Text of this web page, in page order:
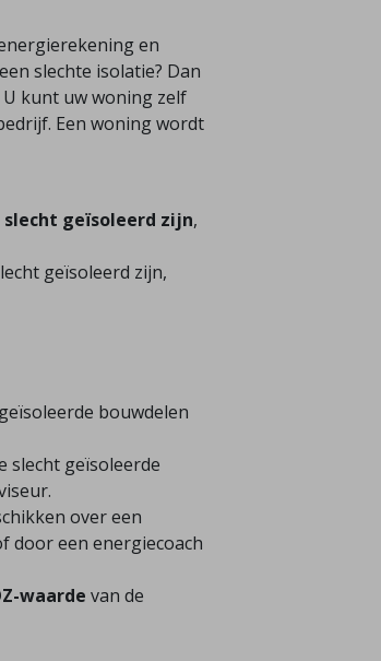
en
slechte isolatie? Dan
kunt uw woning zelf
Een woning wordt
slecht geïsoleerd zijn,
geïsoleerd zijn,
bouwdelen
slecht geïsoleerde
over een
door een energiecoach
waarde van de